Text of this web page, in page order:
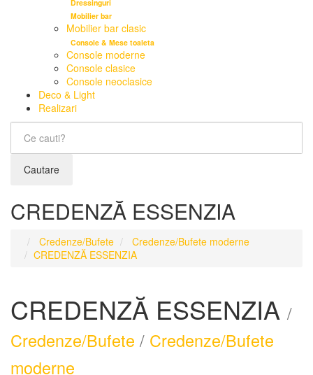
Dressinguri
Mobilier bar
Mobilier bar clasic
Console & Mese toaleta
Console moderne
Console clasice
Console neoclasice
Deco & Light
Realizari
Cautare
CREDENZĂ ESSENZIA
Credenze/Bufete
Credenze/Bufete moderne
CREDENZĂ ESSENZIA
CREDENZĂ ESSENZIA /
Credenze/Bufete / Credenze/Bufete
moderne